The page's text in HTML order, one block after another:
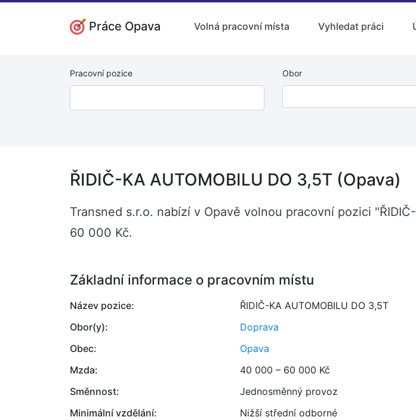
Práce Opava Volná pracovní místa Vyhledat práci
Pracovní pozice Obor
ŘIDIČ-KA AUTOMOBILU DO 3,5T (Opava)
Transned s.r.o. nabízí v Opavě volnou pracovní pozici
60 000 Kč.
Základní informace o pracovním místu
Název pozice:
ŘIDIČ-KA AUTOMOBILU DO 3,5T
Obor(y):
Doprava
Obec:
Opava
Mzda:
40 000 – 60 000 Kč
Směnnost:
Jednosměnný provoz
Minimální vzdělání:
Nižší střední odborné